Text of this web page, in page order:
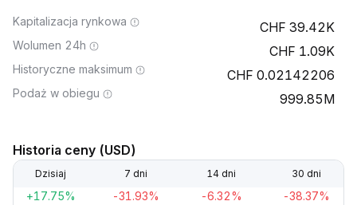
Kapitalizacja rynkowa 39.42K
Wolumen 24h 1.09K
Historyczne maksimum 0.02142206
Podaż w obiegu 999.85M
Historia ceny (USD)
Dzisiaj 7 dni 14 dni 30 dni
+17.75% -31.93% -6.32% -38.37%